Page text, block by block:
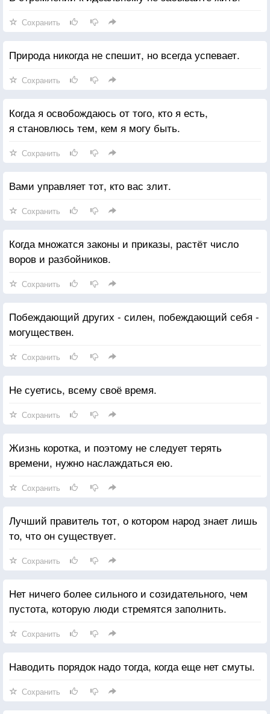
Сохранить
Природа никогда не спешит, но всегда успевает.
Сохранить
Когда я освобождаюсь от того, кто я есть,
я становлюсь тем, кем я могу быть.
Сохранить
Вами управляет тот, кто вас злит.
Сохранить
Когда множатся законы и приказы, растёт число
воров и разбойников.
Сохранить
Побеждающий других - силен, побеждающий себя -
могуществен.
Сохранить
Не суетись, всему своё время.
Сохранить
Жизнь коротка, и поэтому не следует терять
времени, нужно наслаждаться ею.
Сохранить
Лучший правитель тот, о котором народ знает лишь
то, что он существует.
Сохранить
Нет ничего более сильного и созидательного, чем
пустота, которую люди стремятся заполнить.
Сохранить
Наводить порядок надо тогда, когда еще нет смуты.
Сохранить